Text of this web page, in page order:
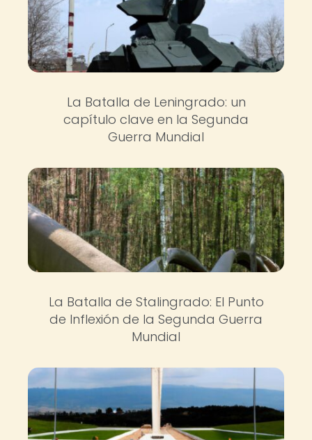
La Batalla de Leningrado: un
capítulo clave en la Segunda
Guerra Mundial
La Batalla de Stalingrado: El Punto
de Inflexión de la Segunda Guerra
Mundial